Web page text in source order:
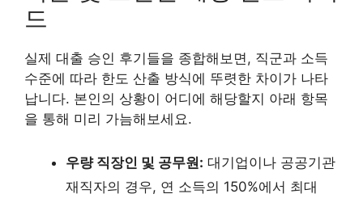
드
실제 대출 승인 후기들을 종합해보면, 직군과 소득
수준에 따라 한도 산출 방식에 뚜렷한 차이가 나타
납니다. 본인의 상황이 어디에 해당할지 아래 항목
을 통해 미리 가늠해보세요.
우량 직장인 및 공무원: 대기업이나 공공기관
재직자의 경우, 연 소득의 150%에서 최대